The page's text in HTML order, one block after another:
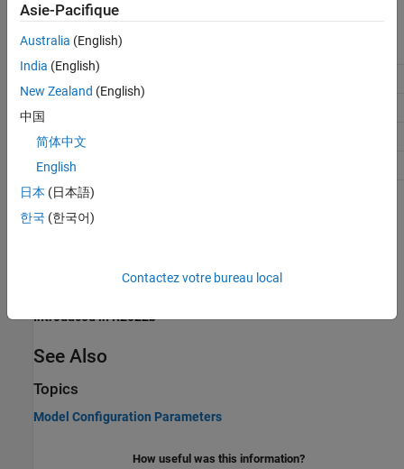
Recommended Settings
Application
Efficiency
Safety precaution
Programmatic Use
Version History
Introduced in R2022b
See Also
Topics
Model Configuration Parameters
How useful was this information?
Asie-Pacifique
Australia (English)
India (English)
New Zealand (English)
中国
简体中文
English
日本 (日本語)
한국 (한국어)
Contactez votre bureau local